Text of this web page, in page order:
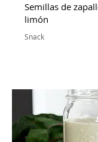
Semillas de
limón
Snack